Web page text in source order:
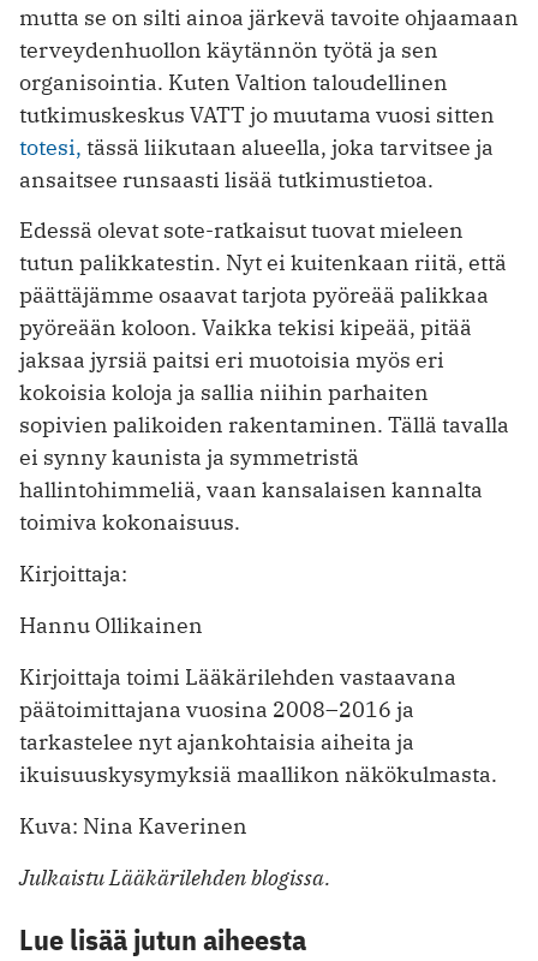
mutta se on silti ainoa järkevä tavoite ohjaamaan
terveydenhuollon käytännön työtä ja sen
organisointia. Kuten Valtion taloudellinen
tutkimuskeskus VATT jo muutama vuosi sitten
totesi, tässä liikutaan alueella, joka tarvitsee ja
ansaitsee runsaasti lisää tutkimustietoa.
Edessä olevat sote-ratkaisut tuovat mieleen
tutun palikkatestin. Nyt ei kuitenkaan riitä, että
päättäjämme osaavat tarjota pyöreää palikkaa
pyöreään koloon. Vaikka tekisi kipeää, pitää
jaksaa jyrsiä paitsi eri muotoisia myös eri
kokoisia koloja ja sallia niihin parhaiten
sopivien palikoiden rakentaminen. Tällä tavalla
ei synny kaunista ja symmetristä
hallintohimmeliä, vaan kansalaisen kannalta
toimiva kokonaisuus.
Kirjoittaja:
Hannu Ollikainen
Kirjoittaja toimi Lääkärilehden vastaavana
päätoimittajana vuosina 2008–2016 ja
tarkastelee nyt ajankohtaisia aiheita ja
ikuisuuskysymyksiä maallikon näkökulmasta.
Kuva: Nina Kaverinen
Julkaistu Lääkärilehden blogissa.
Lue lisää jutun aiheesta